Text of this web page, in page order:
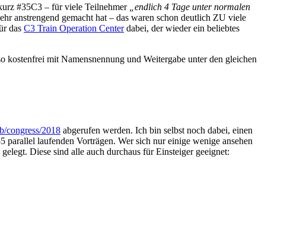
#35C3 – für viele Teilnehmer „endlich 4 Tage unter normalen
anstrengend gemacht hat – das waren schon deutlich ZU viele
das C3 Train Operation Centerdabei, der wieder ein beliebtes
mit Namensnennung und Weitergabe unter den gleichen
congress/2018 abgerufen werden. Ich bin selbst noch dabei, einen
laufenden Vorträgen. Wer sich nur einige wenige ansehen
Diese sind alle auch durchaus für Einsteiger geeignet: